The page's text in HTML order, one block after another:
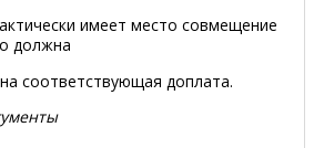
имеет место совмещение
должна
соответствующая доплата.